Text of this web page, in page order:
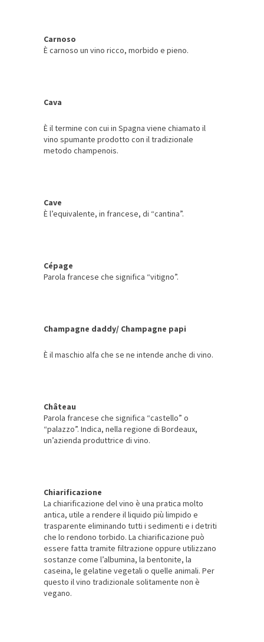
Carnoso
È carnoso un vino ricco, morbido e pieno.
Cava
È il termine con cui in Spagna viene chiamato il
vino spumante prodotto con il tradizionale
metodo champenois.
Cave
È l’equivalente, in francese, di “cantina”.
Cépage
Parola francese che significa “vitigno”.
Champagne daddy/ Champagne papi
È il maschio alfa che se ne intende anche di vino.
Château
Parola francese che significa “castello” o
“palazzo”. Indica, nella regione di Bordeaux,
un’azienda produttrice di vino.
Chiarificazione
La chiarificazione del vino è una pratica molto
antica, utile a rendere il liquido più limpido e
trasparente eliminando tutti i sedimenti e i detriti
che lo rendono torbido. La chiarificazione può
essere fatta tramite filtrazione oppure utilizzano
sostanze come l’albumina, la bentonite, la
caseina, le gelatine vegetali o quelle animali. Per
questo il vino tradizionale solitamente non è
vegano.